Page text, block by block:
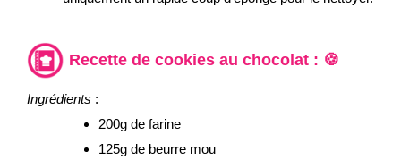
Recette de cookies au chocolat : 🍪
Ingrédients :
200g de farine
125g de beurre mou